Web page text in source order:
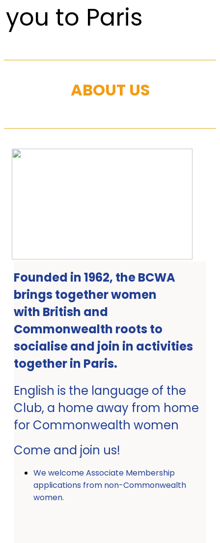
you to Paris
ABOUT US
Founded in 1962, the BCWA
brings together women
with British and
Commonwealth roots to
socialise and join in activities
together in Paris.
English is the language of the
Club, a home away from home
for Commonwealth women
Come and join us!
We welcome Associate Membership
applications from non-Commonwealth
women.